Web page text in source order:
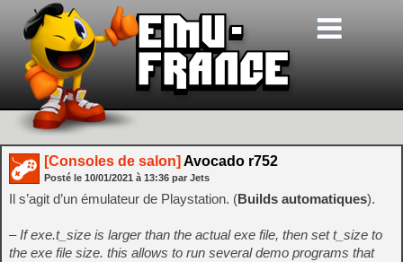
[Consoles de salon] Avocado r752
Posté le 10/01/2021 à 13:36 par Jets
Il s’agit d’un émulateur de Playstation. (Builds automatiques).
– If exe.t_size is larger than the actual exe file, then set t_size to
the exe file size. this allows to run several demo programs that